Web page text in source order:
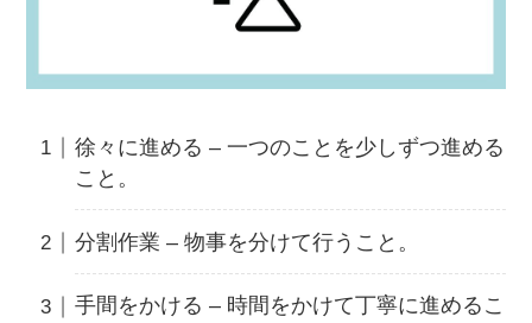
徐々に進める – 一つのことを少しずつ進める
こと。
分割作業 – 物事を分けて行うこと。
手間をかける – 時間をかけて丁寧に進めるこ